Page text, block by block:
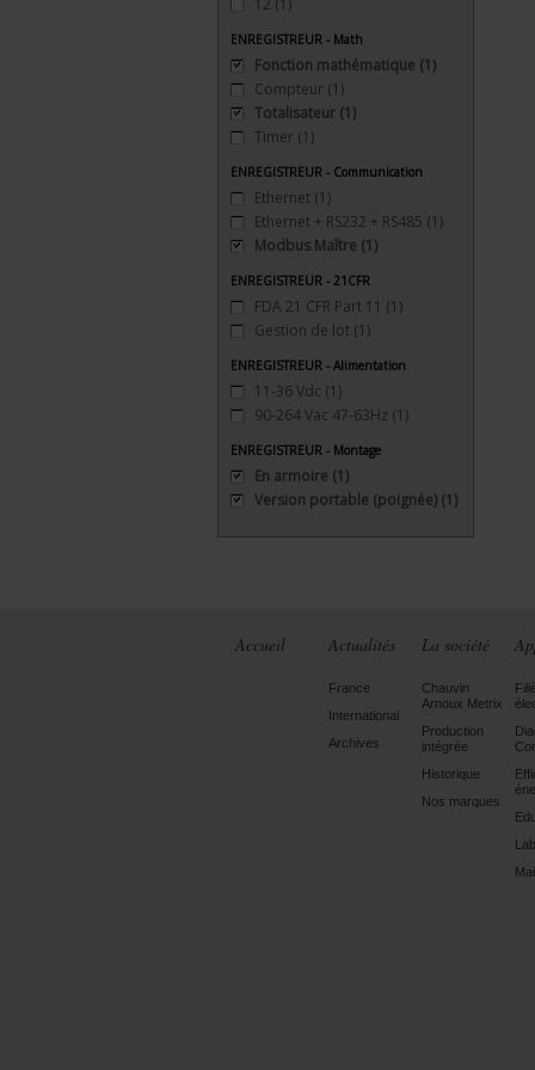
12 (1)
ENREGISTREUR - Math
Fonction mathématique (1)
Compteur (1)
Totalisateur (1)
Timer (1)
ENREGISTREUR - Communication
Ethernet (1)
Ethernet + RS232 + RS485 (1)
Modbus Maître (1)
ENREGISTREUR - 21CFR
FDA 21 CFR Part 11 (1)
Gestion de lot (1)
ENREGISTREUR - Alimentation
11-36 Vdc (1)
90-264 Vac 47-63Hz (1)
ENREGISTREUR - Montage
En armoire (1)
Version portable (poignée) (1)
Accueil Actualités
France
International
Archives
La société
Chauvin
Arnoux Metrix
Production
intégrée
Historique
Nos marques